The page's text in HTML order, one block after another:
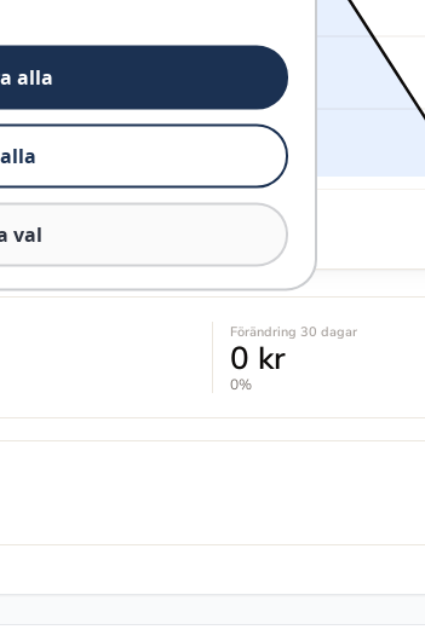
alla
val
Förändring 30 dagar
0 kr
0%